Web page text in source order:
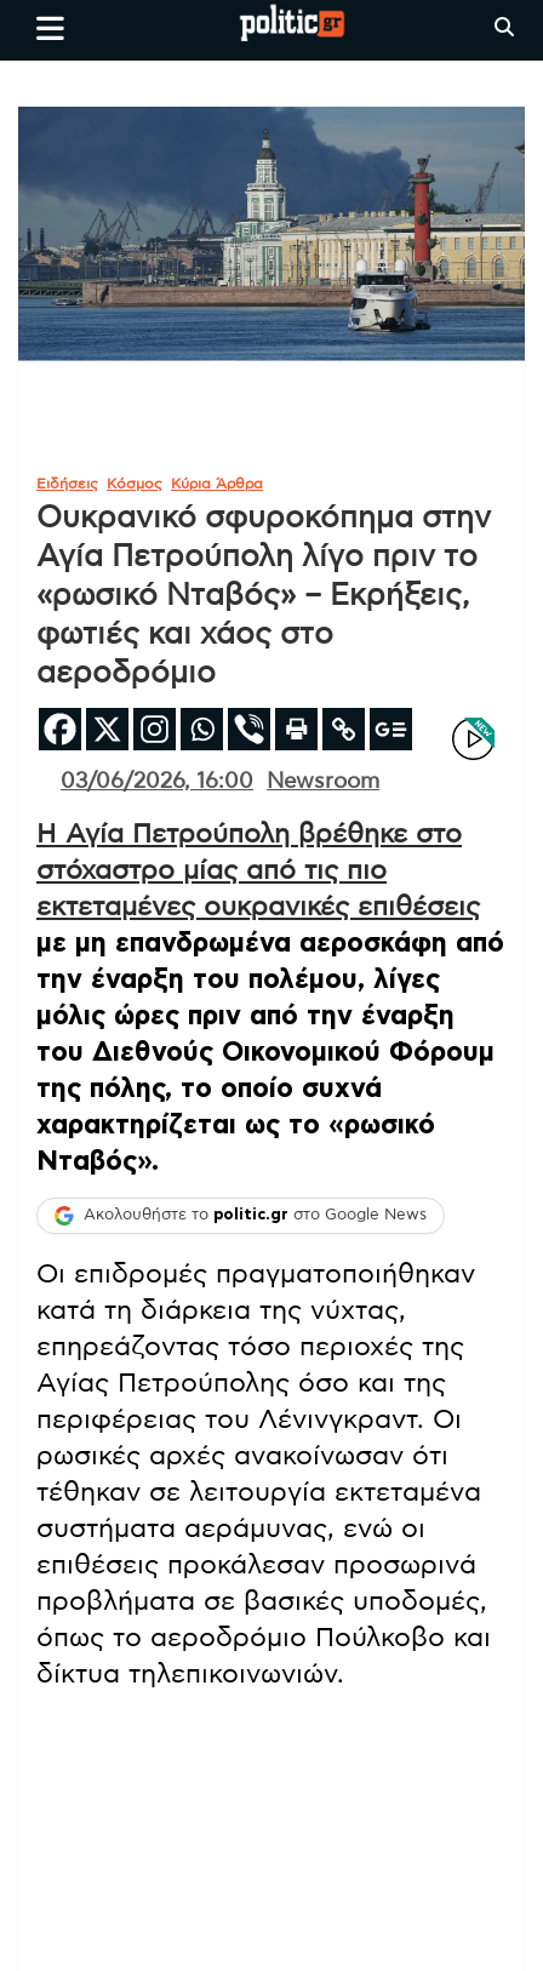
Skip
Ειδήσεις απο τη
Θεσσαλονίκη, την Ελλάδα και
όλο τον Κόσμο
politic.gr
Ειδήσεις Κόσμος Κύρια Άρθρα
Ουκρανικό σφυροκόπημα στην
Αγία Πετρούπολη λίγο πριν το
«ρωσικό Νταβός» – Εκρήξεις,
φωτιές και χάος στο
αεροδρόμιο
03/06/2026, 16:00 Newsroom
Η Αγία Πετρούπολη βρέθηκε στο
στόχαστρο μίας από τις πιο
εκτεταμένες ουκρανικές επιθέσεις
με μη επανδρωμένα αεροσκάφη από
την έναρξη του πολέμου, λίγες
μόλις ώρες πριν από την έναρξη
του Διεθνούς Οικονομικού Φόρουμ
της πόλης, το οποίο συχνά
χαρακτηρίζεται ως το «ρωσικό
Νταβός».
Ακολουθήστε το politic.gr στο Google News
Οι επιδρομές πραγματοποιήθηκαν
κατά τη διάρκεια της νύχτας,
επηρεάζοντας τόσο περιοχές της
Αγίας Πετρούπολης όσο και της
περιφέρειας του Λένινγκραντ. Οι
ρωσικές αρχές ανακοίνωσαν ότι
τέθηκαν σε λειτουργία εκτεταμένα
συστήματα αεράμυνας, ενώ οι
επιθέσεις προκάλεσαν προσωρινά
προβλήματα σε βασικές υποδομές,
όπως το αεροδρόμιο Πούλκοβο και
δίκτυα τηλεπικοινωνιών.